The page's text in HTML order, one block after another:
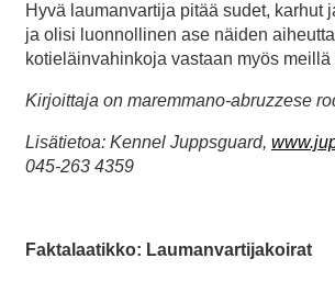
Hyvä laumanvartija pitää sudet, karhut
ja olisi luonnollinen ase näiden
kotieläinvahinkoja vastaan myös meillä
Kirjoittaja on maremmano-abruzzese
Lisätietoa: Kennel Juppsguard,
045-263 4359
Faktalaatikko: Laumanvartijakoirat